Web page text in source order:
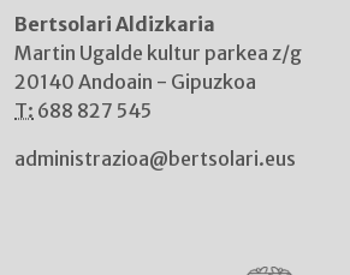
Bertsolari Aldizkaria
Martin Ugalde kultur parkea z/g
20140 Andoain - Gipuzkoa
T: 688 827 545
administrazioa@bertsolari.eus